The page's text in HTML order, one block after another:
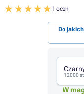
1 ocen
Do
12000
W